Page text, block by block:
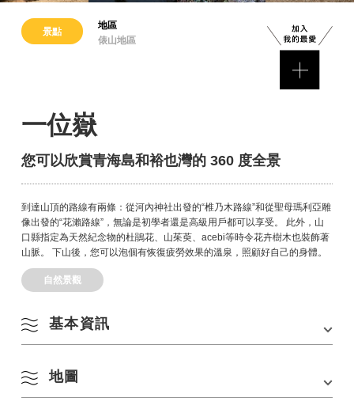
景點
地區
俵山地區
一位嶽
您可以欣賞青海島和裕也灣的 360 度全景
到達山頂的路線有兩條：從河內神社出發的“椎乃木路線”和從聖母瑪利亞雕
像出發的“花瀨路線”，無論是初學者還是高級用戶都可以享受。 此外，山
口縣指定為天然紀念物的杜鵑花、山茱萸、acebi等時令花卉樹木也裝飾著
山脈。 下山後，您可以泡個有恢復疲勞效果的溫泉，照顧好自己的身體。
自然景觀
基本資訊
地址 地圖